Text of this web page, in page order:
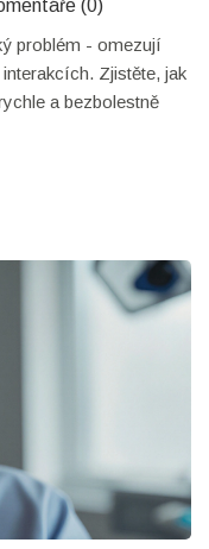
(0)
problém - omezují
Zjistěte, jak
a bezbolestně